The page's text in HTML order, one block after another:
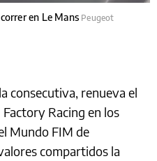
en Le Mans Peugeot
consecutiva, renueva el
Racing en los
Mundo FIM de
compartidos la